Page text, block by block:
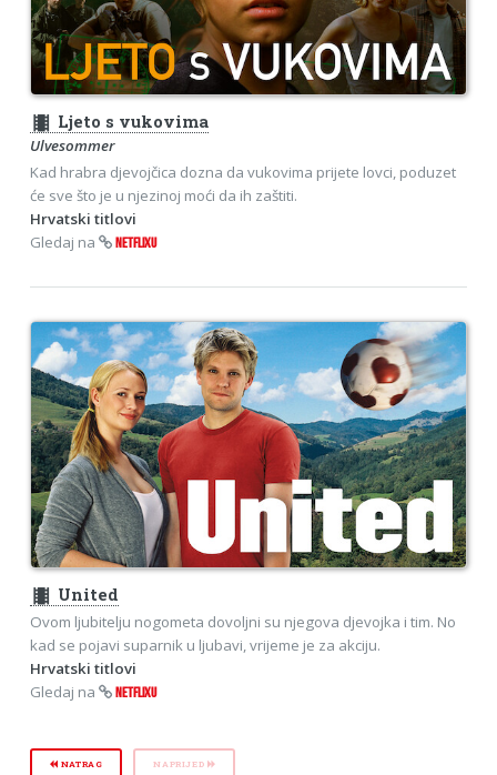
theaters Ljeto s vukovima
Ulvesommer
Kad hrabra djevojčica dozna da vukovima prijete lovci, poduzet
će sve što je u njezinoj moći da ih zaštiti.
Hrvatski titlovi
Gledaj na
NETFLIXU
theaters United
Ovom ljubitelju nogometa dovoljni su njegova djevojka i tim. No
kad se pojavi suparnik u ljubavi, vrijeme je za akciju.
Hrvatski titlovi
Gledaj na
NETFLIXU
NATRAG NAPRIJED